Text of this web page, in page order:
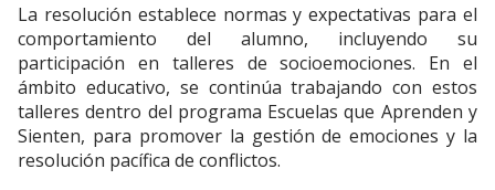
La resolución establece normas y expectativas para el
comportamiento del alumno, incluyendo su
participación en talleres de socioemociones. En el
ámbito educativo, se continúa trabajando con estos
talleres dentro del programa Escuelas que Aprenden y
Sienten, para promover la gestión de emociones y la
resolución pacífica de conflictos.